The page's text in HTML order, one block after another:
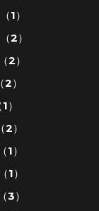
1）
2）
2）
）
）
）
）
）
）